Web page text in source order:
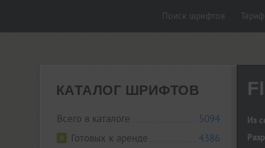
Поиск шрифтов
КАТАЛОГ ШРИФТОВ
Всего в каталоге
5094
Готовых к аренде
4386
Из